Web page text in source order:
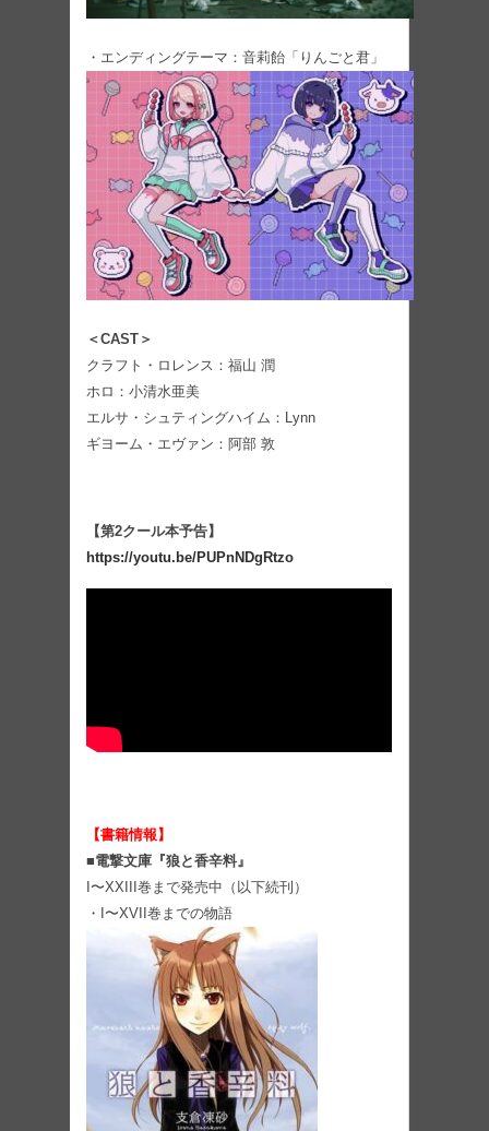
・エンディングテーマ：音莉飴「りんごと君」
＜CAST＞
クラフト・ロレンス：福山 潤
ホロ：小清水亜美
エルサ・シュティングハイム：Lynn
ギヨーム・エヴァン：阿部 敦
【第2クール本予告】
https://youtu.be/PUPnNDgRtzo
【書籍情報】
■電撃文庫『狼と香辛料』
I〜XXIII巻まで発売中（以下続刊）
・I〜XVII巻までの物語